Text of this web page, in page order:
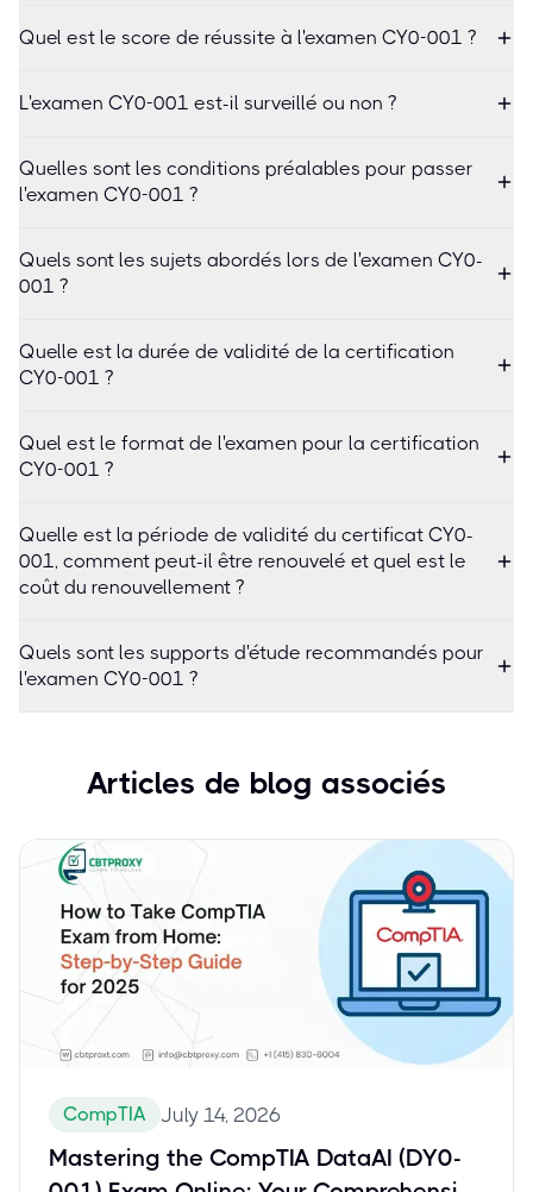
Quel est le score de réussite à l'examen CY0-001 ?
L'examen CY0-001 est-il surveillé ou non ?
Quelles sont les conditions préalables pour passer
l'examen CY0-001 ?
Quels sont les sujets abordés lors de l'examen CY0-
001 ?
Quelle est la durée de validité de la certification
CY0-001 ?
Quel est le format de l'examen pour la certification
CY0-001 ?
Quelle est la période de validité du certificat CY0-
001, comment peut-il être renouvelé et quel est le
coût du renouvellement ?
Quels sont les supports d'étude recommandés pour
l'examen CY0-001 ?
Articles de blog associés
CompTIA July 14, 2026
Mastering the CompTIA DataAI (DY0-